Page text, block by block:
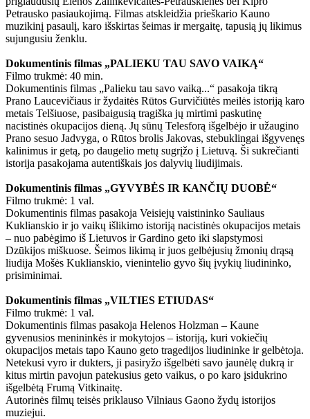
Petrausko pasiaukojimą. Filmas atskleidžia prieškario Kauno
muzikinį pasaulį, karo išskirtas šeimas ir mergaitę, tapusią jų likimus
sujungusiu ženklu.
Dokumentinis filmas „PALIEKU TAU SAVO VAIKĄ“
Filmo trukmė: 40 min.
Dokumentinis filmas „Palieku tau savo vaiką...“ pasakoja tikrą
Prano Laucevičiaus ir žydaitės Rūtos Gurvičiūtės meilės istoriją karo
metais Telšiuose, pasibaigusią tragiška jų mirtimi paskutinę
nacistinės okupacijos dieną. Jų sūnų Telesforą išgelbėjo ir užaugino
Prano sesuo Jadvyga, o Rūtos brolis Jakovas, stebuklingai išgyvenęs
kalinimus ir getą, po daugelio metų sugrįžo į Lietuvą. Ši sukrečianti
istorija pasakojama autentiškais jos dalyvių liudijimais.
Dokumentinis filmas „GYVYBĖS IR KANČIŲ DUOBĖ“
Filmo trukmė: 1 val.
Dokumentinis filmas pasakoja Veisiejų vaistininko Sauliaus
Kuklianskio ir jo vaikų išlikimo istoriją nacistinės okupacijos metais
– nuo pabėgimo iš Lietuvos ir Gardino geto iki slapstymosi
Dzūkijos miškuose. Šeimos likimą ir juos gelbėjusių žmonių drąsą
liudija Mošės Kuklianskio, vienintelio gyvo šių įvykių liudininko,
prisiminimai.
Dokumentinis filmas „VILTIES ETIUDAS“
Filmo trukmė: 1 val.
Dokumentinis filmas pasakoja Helenos Holzman – Kaune
gyvenusios menininkės ir mokytojos – istoriją, kuri vokiečių
okupacijos metais tapo Kauno geto tragedijos liudininke ir gelbėtoja.
Netekusi vyro ir dukters, ji pasiryžo išgelbėti savo jaunėlę dukrą ir
kitus mirtin pavojun patekusius geto vaikus, o po karo įsidukrino
išgelbėtą Frumą Vitkinaitę.
Autorinės filmų teisės priklauso Vilniaus Gaono žydų istorijos
muziejui.